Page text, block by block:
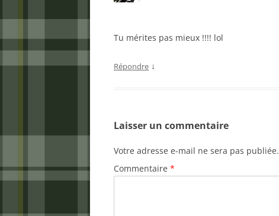
Tu mérites pas mieux !!!! lol
Répondre ↓
Laisser un commentaire
Votre adresse e-mail ne sera pas publiée.
Commentaire *